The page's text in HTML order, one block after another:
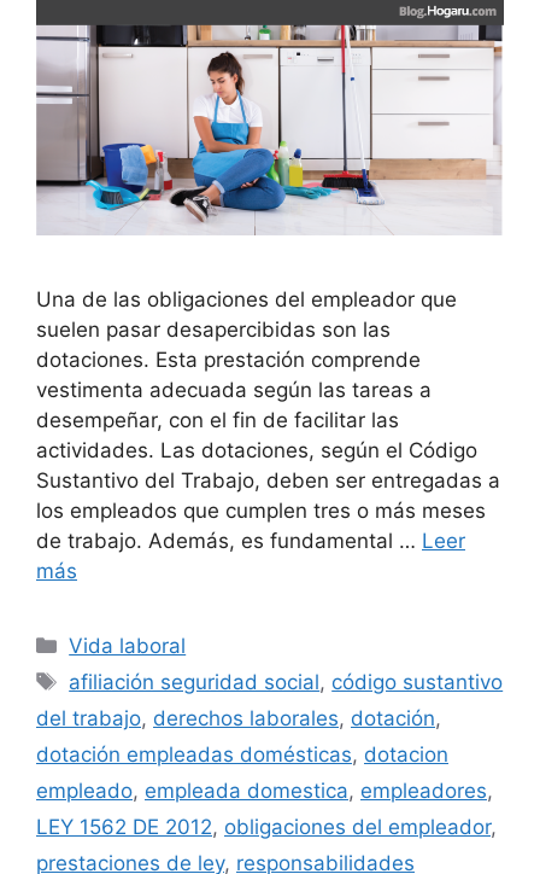
Una de las obligaciones del empleador que
suelen pasar desapercibidas son las
dotaciones. Esta prestación comprende
vestimenta adecuada según las tareas a
desempeñar, con el fin de facilitar las
actividades. Las dotaciones, según el Código
Sustantivo del Trabajo, deben ser entregadas a
los empleados que cumplen tres o más meses
de trabajo. Además, es fundamental … Leer
más
Categorías
Vida laboral
Etiquetas
afiliación seguridad social, código sustantivo
del trabajo, derechos laborales, dotación,
dotación empleadas domésticas, dotacion
empleado, empleada domestica, empleadores,
LEY 1562 DE 2012, obligaciones del empleador,
prestaciones de ley, responsabilidades